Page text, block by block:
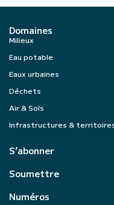
Domaines
Milieux
Eau potable
Eaux urbaines
Déchets
Air & Sols
Infrastructures &
S’abonner
Soumettre
Numéros